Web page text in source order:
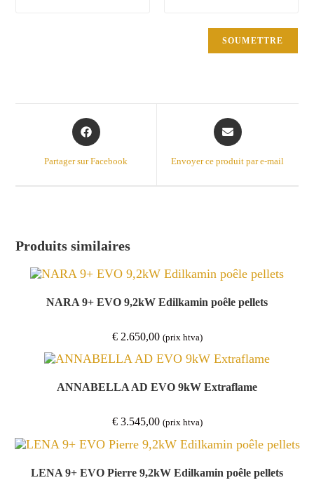
Opens
in
Partager sur Facebook
Opens
in
new
Envoyer ce produit par e-mail
Produits similaires
NARA 9+ EVO 9,2kW Edilkamin poêle pellets
€2.650,00 (prix htva)
ANNABELLA AD EVO 9kW Extraflame
€3.545,00 (prix htva)
LENA 9+ EVO Pierre 9,2kW Edilkamin poêle pellets